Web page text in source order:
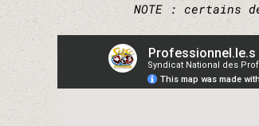
NOTE : certains